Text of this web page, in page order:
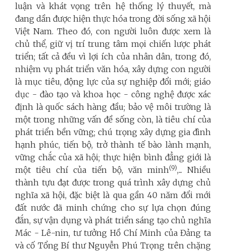
luận và khát vọng trên hệ thống lý thuyết, mà
đang dần được hiện thực hóa trong đời sống xã hội
Việt Nam. Theo đó, con người luôn được xem là
chủ thể, giữ vị trí trung tâm mọi chiến lược phát
triển; tất cả đều vì lợi ích của nhân dân, trong đó,
nhiệm vụ phát triển văn hóa, xây dựng con người
là mục tiêu, động lực của sự nghiệp đổi mới; giáo
dục - đào tạo và khoa học - công nghệ được xác
định là quốc sách hàng đầu; bảo vệ môi trường là
một trong những vấn đề sống còn, là tiêu chí của
phát triển bền vững; chú trọng xây dựng gia đình
hạnh phúc, tiến bộ, trở thành tế bào lành mạnh,
vững chắc của xã hội; thực hiện bình đẳng giới là
một tiêu chí của tiến bộ, văn minh(9),... Nhiều
thành tựu đạt được trong quá trình xây dựng chủ
nghĩa xã hội, đặc biệt là qua gần 40 năm đổi mới
đất nước đã minh chứng cho sự lựa chọn đúng
đắn, sự vận dụng và phát triển sáng tạo chủ nghĩa
Mác - Lê-nin, tư tưởng Hồ Chí Minh của Đảng ta
và cố Tổng Bí thư Nguyễn Phú Trọng trên chặng